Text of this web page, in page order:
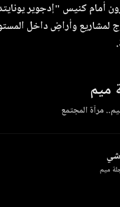
أمام كنيس "إدجوير
لمشاريع وأراضٍ داخل
ميم
مرآة المجتمع
ميم